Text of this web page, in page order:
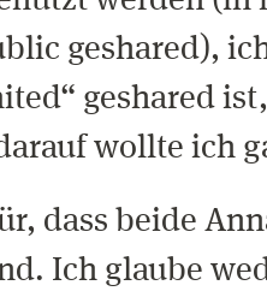
geshared),
geshared
wollte ich
dass beide
Ich glaube